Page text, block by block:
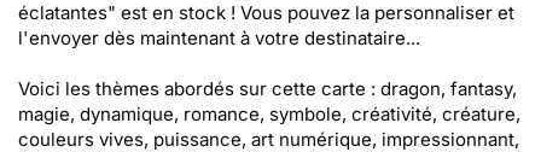
éclatantes" est en stock ! Vous pouvez la personnaliser et
l'envoyer dès maintenant à votre destinataire...
Voici les thèmes abordés sur cette carte : dragon, fantasy,
magie, dynamique, romance, symbole, créativité, créature,
couleurs vives, puissance, art numérique, impressionnant,